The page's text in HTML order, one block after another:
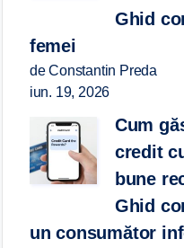
Ghid
femei
de Constantin Preda
iun. 19, 2026
Cum
credit
bune
Ghid
un consumător